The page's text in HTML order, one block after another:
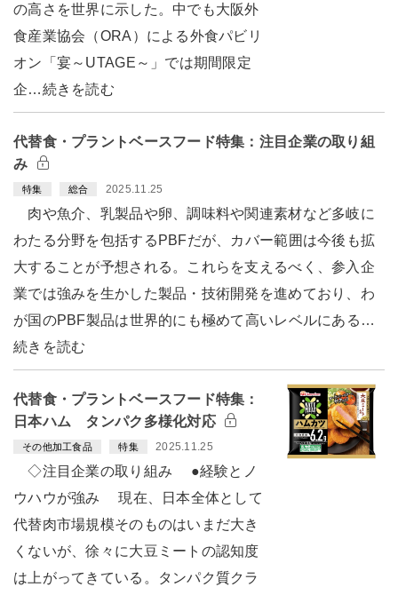
の高さを世界に示した。中でも大阪外
食産業協会（ORA）による外食パビリ
オン「宴～UTAGE～」では期間限定
企…続きを読む
代替食・プラントベースフード特集：注目企業の取り組
み
特集 総合 2025.11.25
肉や魚介、乳製品や卵、調味料や関連素材など多岐に
わたる分野を包括するPBFだが、カバー範囲は今後も拡
大することが予想される。これらを支えるべく、参入企
業では強みを生かした製品・技術開発を進めており、わ
が国のPBF製品は世界的にも極めて高いレベルにある…
続きを読む
代替食・プラントベースフード特集：
日本ハム タンパク多様化対応
その他加工食品 特集 2025.11.25
◇注目企業の取り組み ●経験とノ
ウハウが強み 現在、日本全体として
代替肉市場規模そのものはいまだ大き
くないが、徐々に大豆ミートの認知度
は上がってきている。タンパク質クラ